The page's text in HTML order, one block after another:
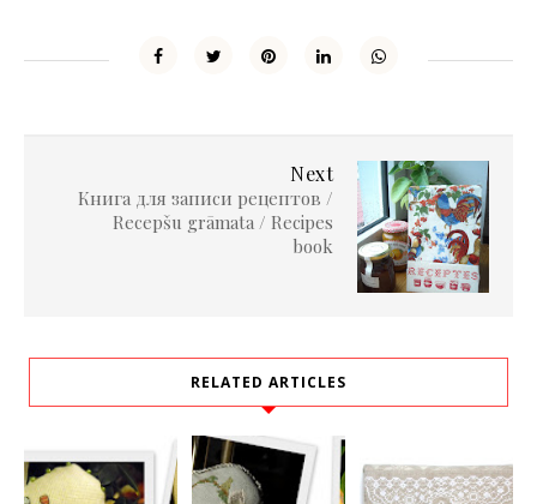
Next
Книга для записи рецептов /
Recepšu grāmata / Recipes
book
RELATED ARTICLES